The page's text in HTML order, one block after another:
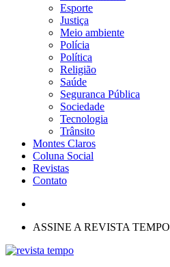
Esporte
Justiça
Meio ambiente
Polícia
Política
Religião
Saúde
Seguranca Pública
Sociedade
Tecnologia
Trânsito
Montes Claros
Coluna Social
Revistas
Contato
ASSINE A REVISTA TEMPO